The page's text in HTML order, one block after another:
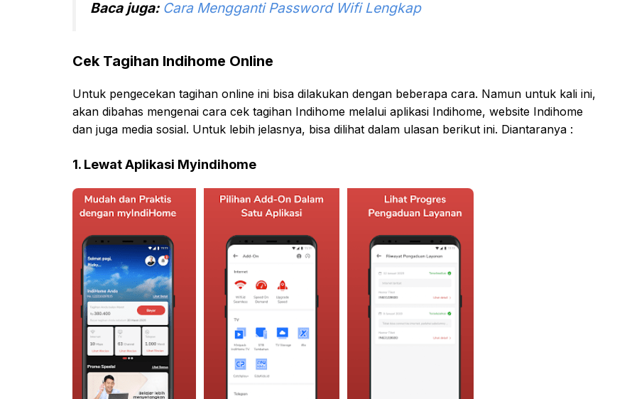
Baca juga: Cara Mengganti Password Wifi Lengkap
Cek Tagihan Indihome Online
Untuk pengecekan tagihan online ini bisa dilakukan dengan beberapa cara. Namun untuk kali ini,
akan dibahas mengenai cara cek tagihan Indihome melalui aplikasi Indihome, website Indihome
dan juga media sosial. Untuk lebih jelasnya, bisa dilihat dalam ulasan berikut ini. Diantaranya :
1. Lewat Aplikasi Myindihome